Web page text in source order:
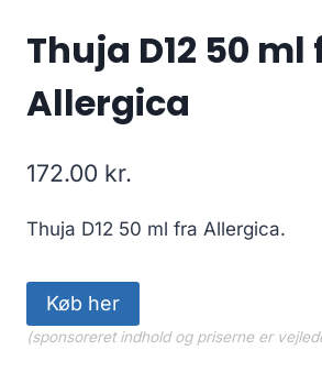
Thuja D12 50 ml
Allergica
172.00 kr.
Thuja D12 50 ml fra Allergica.
Køb her
(sponsoreret indhold og priserne er